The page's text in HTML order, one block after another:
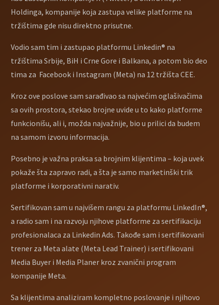
Holdinga, kompanije koja zastupa velike platforme na
tržištima gde nisu direktno prisutne.
Vodio sam tim i zastupao platformu Linkedin® na
tržištima Srbije, BiH i Crne Gore i Balkana, a potom bio deo
tima za Facebook i Instagram (Meta) na 12 tržišta CEE.
Kroz ove poslove sam sarađivao sa najvećim oglašivačima
sa ovih prostora, stekao brojne uvide u to kako platforme
funkcionišu, ali i, možda najvažnije, bio u prilici da budem
na samom izvoru informacija.
Posebno je važna praksa sa brojnim klijentima – koja uvek
pokaže šta zapravo radi, a šta je samo marketinški trik
platforme i korporativni narativ.
Sertifikovan sam u najvišem rangu za platformu LinkedIn®,
a radio sam i na razvoju njihove platforme za sertifikaciju
profesionalaca za Linkedin Ads. Takođe sam i sertifikovani
trener za Meta alate (Meta Lead Trainer) i sertifikovani
Media Buyer i Media Planer kroz zvanični program
kompanije Meta.
Sa klijentima analiziram kompletno poslovanje i njihovo